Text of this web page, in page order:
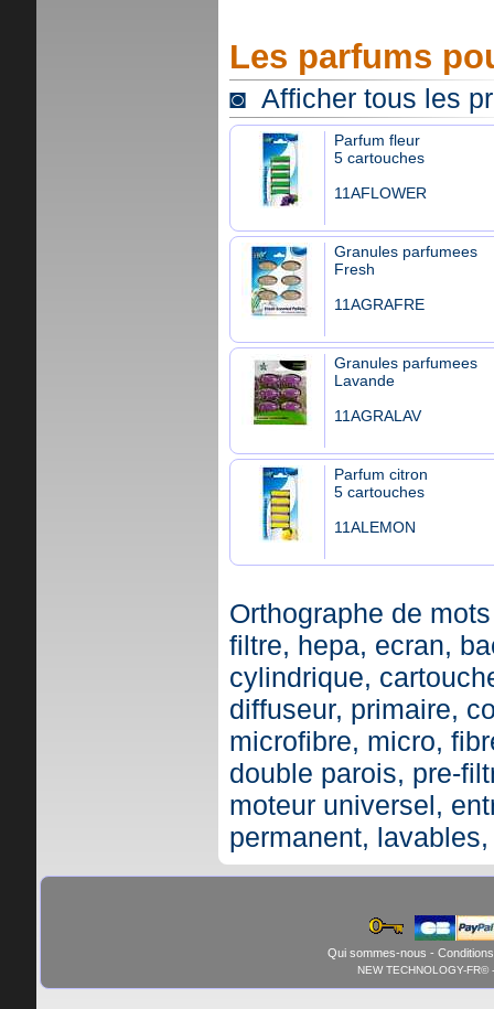
Les parfums
◙ Afficher tous les
Parfum fleur
5 cartouches
11AFLOWER
Granules parfumees
Fresh
11AGRAFRE
Granules parfumees
Lavande
11AGRALAV
Parfum citron
5 cartouches
11ALEMON
Orthographe de
filtre, hepa, ecran,
cylindrique,
diffuseur, primaire,
microfibre, micro,
double parois, pre-
moteur universel,
permanent,
Qui sommes-nous -
NEW TECHNOLOGY-